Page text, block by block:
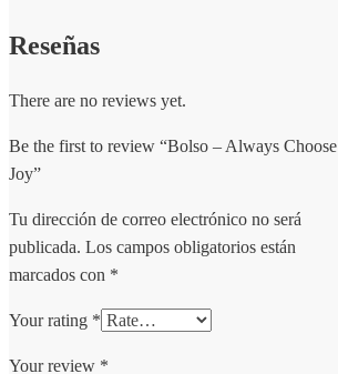
Reseñas
There are no reviews yet.
Be the first to review “Bolso – Always Choose
Joy”
Tu dirección de correo electrónico no será
publicada. Los campos obligatorios están
marcados con *
Your rating *
Your review *